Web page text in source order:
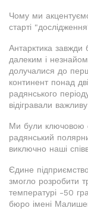
Чому ми
старті
Антарктика завжди
далеким і
долучалися до
континент понад
радянського
відігравали
Ми були ключовою
радянський
виключно наші
Єдине
змогло розробити
температурі -50
бюро імені